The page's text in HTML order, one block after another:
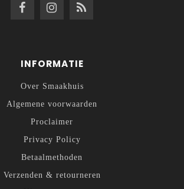
INFORMATIE
Over Smaakhuis
Algemene voorwaarden
Proclaimer
Privacy Policy
Betaalmethoden
Verzenden & retourneren